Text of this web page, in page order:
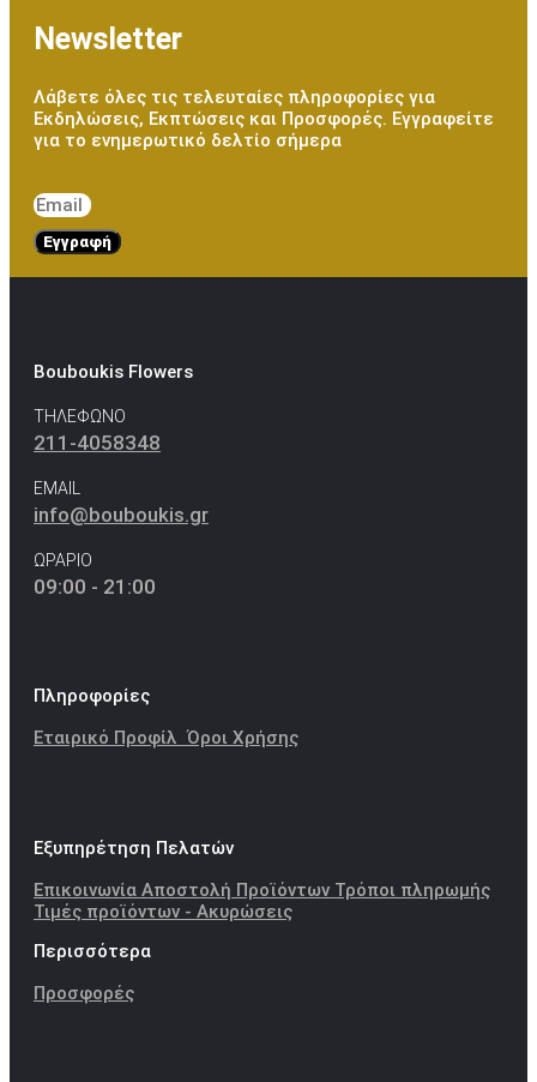
Newsletter
Λάβετε όλες τις τελευταίες πληροφορίες για
Εκδηλώσεις, Εκπτώσεις και Προσφορές. Εγγραφείτε
για το ενημερωτικό δελτίο σήμερα
Εγγραφή
Bouboukis Flowers
ΤΗΛΕΦΩΝΟ
211-4058348
EMAIL
info@bouboukis.gr
ΩΡΑΡΙΟ
09:00 - 21:00
Πληροφορίες
Εταιρικό ΠροφίλΌροι Χρήσης
Εξυπηρέτηση Πελατών
Επικοινωνία Αποστολή Προϊόντων Τρόποι πληρωμής
Τιμές προϊόντων - Ακυρώσεις
Περισσότερα
Προσφορές